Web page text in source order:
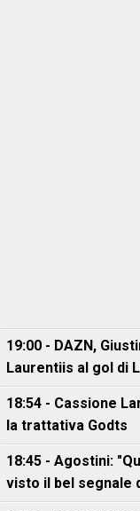
19:00 - DAZN,
Laurentiis al gol di
18:54 - Cassione
la trattativa Godts
18:45 - Agostini:
visto il bel segnale